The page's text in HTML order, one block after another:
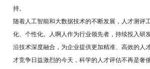
持。
随着人工智能和大数据技术的不断发展，人才测评
化、个性化。人啊人作为行业领先者，持续投入研
沿技术深度融合，为企业提供更加精准、高效的人
才竞争日益激烈的今天，科学的人才评估不再是奢